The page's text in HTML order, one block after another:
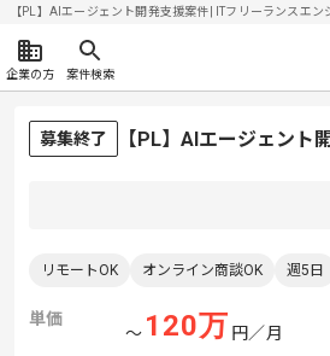
【PL】AIエージェント開発支援案件| ITフリーランスエ
企業の方 案件検索
募集終了 【PL】AIエージェント
リモートOK オンライン商談OK 週5日
単価
〜 120万 円／月